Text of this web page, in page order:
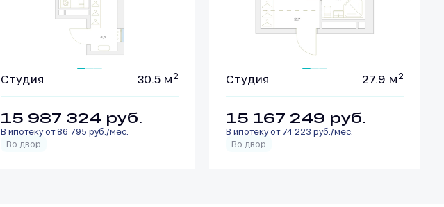
Студия 30.5 м 2
15 987 324 руб.
В ипотеку от 86 795 руб./мес.
Во двор
Студия 27.9 м 2
15 167 249 руб.
В ипотеку от 74 223 руб./мес.
Во двор